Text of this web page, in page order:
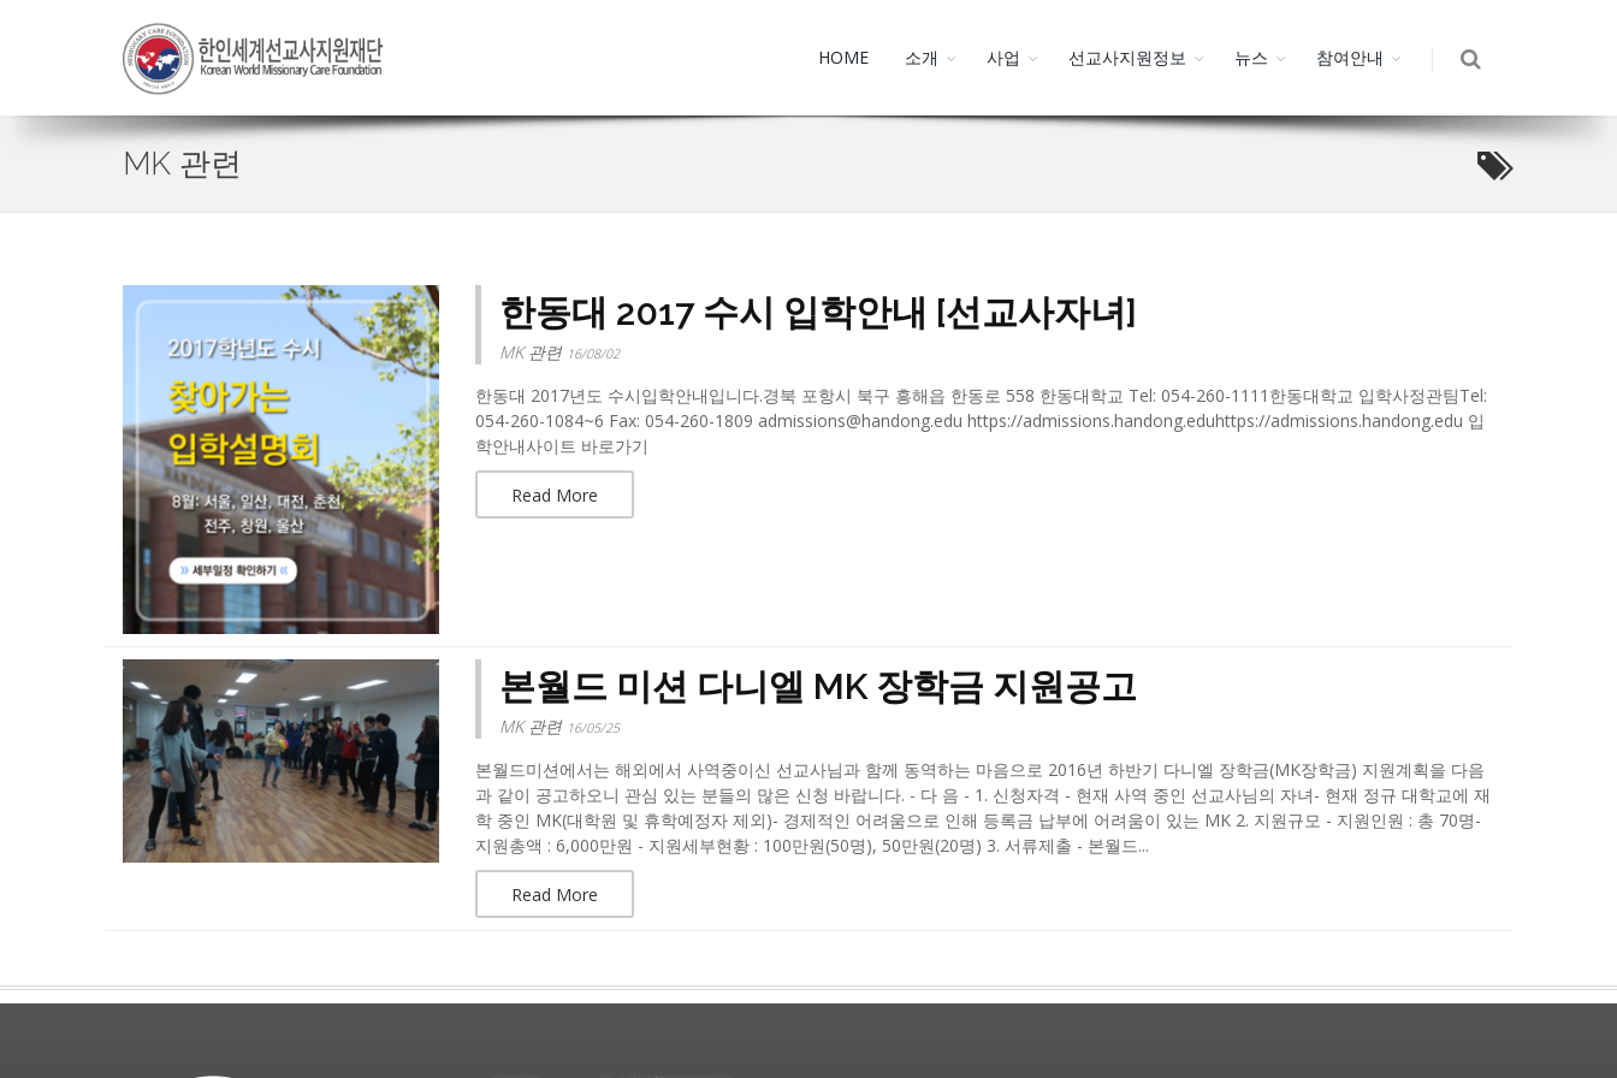
HOME 소개 사업 선교사지원정보 뉴스 참여안내
MK 관련
한동대 2017 수시 입학안내 [선교사자녀]
MK 관련 16/08/02
한동대 2017년도 수시입학안내입니다.경북 포항시 북구 흥해읍 한동로 558 한동대학교 Tel: 054-260-1111한동대학교 입학사정관팀Tel:
054-260-1084~6 Fax: 054-260-1809 admissions@handong.edu https://admissions.handong.eduhttps://admissions.handong.edu 입
학안내사이트 바로가기
Read More
본월드 미션 다니엘 MK 장학금 지원공고
MK 관련 16/05/25
본월드미션에서는 해외에서 사역중이신 선교사님과 함께 동역하는 마음으로 2016년 하반기 다니엘 장학금(MK장학금) 지원계획을 다음
과 같이 공고하오니 관심 있는 분들의 많은 신청 바랍니다. - 다 음 - 1. 신청자격 - 현재 사역 중인 선교사님의 자녀- 현재 정규 대학교에 재
학 중인 MK(대학원 및 휴학예정자 제외)- 경제적인 어려움으로 인해 등록금 납부에 어려움이 있는 MK 2. 지원규모 - 지원인원 : 총 70명-
지원총액 : 6,000만원 - 지원세부현황 : 100만원(50명), 50만원(20명) 3. 서류제출 - 본월드...
Read More